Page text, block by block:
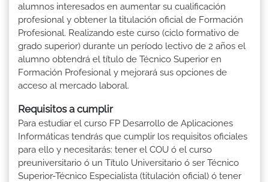
alumnos interesados en aumentar su cualificación
profesional y obtener la titulación oficial de Formación
Profesional. Realizando este curso (ciclo formativo de
grado superior) durante un período lectivo de 2 años el
alumno obtendrá el título de Técnico Superior en
Formación Profesional y mejorará sus opciones de
acceso al mercado laboral.
Requisitos a cumplir
Para estudiar el curso FP Desarrollo de Aplicaciones
Informáticas tendrás que cumplir los requisitos oficiales
para ello y necesitarás: tener el COU ó el curso
preuniversitario ó un Título Universitario ó ser Técnico
Superior-Técnico Especialista (titulación oficial) ó tener